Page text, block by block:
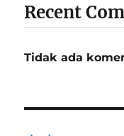
Recent
Tidak ada